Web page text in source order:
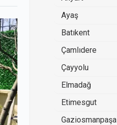
Ayaş
Batıkent
Çamlıdere
Çayyolu
Elmadağ
Etimesgut
Gaziosmanpaşa